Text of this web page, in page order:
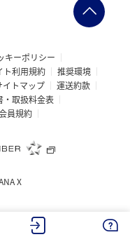
キーポリシー
ト利用規約
推奨環境
イトマップ
運送約款
・取扱料金表
員規約
X